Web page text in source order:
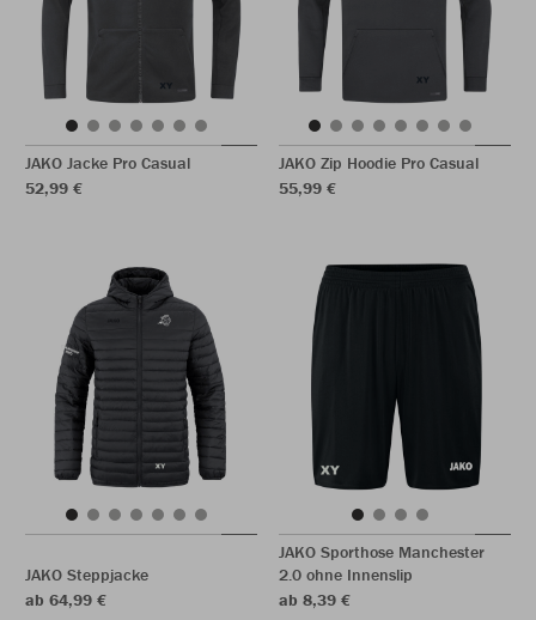
JAKO Jacke Pro Casual
52,99 €
JAKO Zip Hoodie Pro Casual
55,99 €
JAKO Steppjacke
ab 64,99 €
JAKO Sporthose Manchester
2.0 ohne Innenslip
ab 8,39 €